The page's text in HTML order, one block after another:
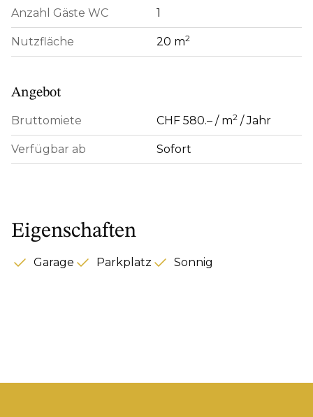
Anzahl Gäste WC 1
Nutzfläche 20 m2
Angebot
Bruttomiete CHF 580.– / m2 / Jahr
Verfügbar ab Sofort
Eigenschaften
Garage Parkplatz Sonnig